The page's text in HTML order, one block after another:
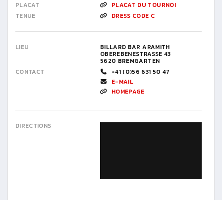
PLACAT
PLACAT DU TOURNOI
TENUE
DRESS CODE C
LIEU BILLARD BAR ARAMITH
OBEREBENESTRASSE 43
5620 BREMGARTEN
CONTACT
+41 (0)56 631 50 47
E-MAIL
HOMEPAGE
DIRECTIONS